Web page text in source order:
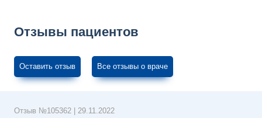
Отзывы пациентов
Оставить отзыв Все отзывы о враче
Отзыв №105362
29.11.2022